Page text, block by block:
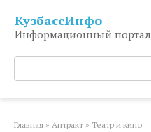
контенту
КузбассИнфо
Информационный портал
Поиск:
Главная » Антракт » Театр и кино